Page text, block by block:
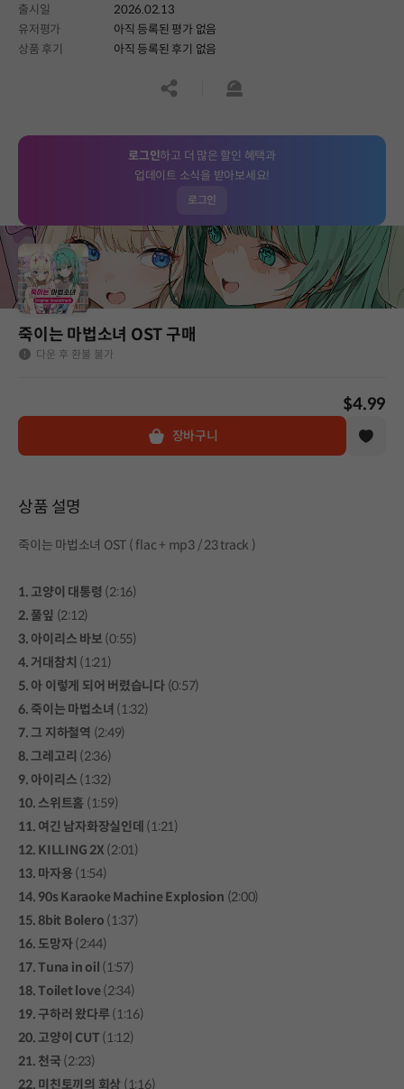
출시일
2026.02.13
유저평가
아직 등록된 평가 없음
상품 후기
아직 등록된 후기 없음
공유하기신고하기
로그인하고 더 많은 할인 혜택과
업데이트 소식을 받아보세요!
로그인
죽이는 마법소녀 OST 구매
다운 후 환불 불가
$4.99
장바구니
상품 설명
죽이는 마법소녀 OST ( flac + mp3 / 23 track )
1. 고양이 대통령 (2:16)
2. 풀잎 (2:12)
3. 아이리스 바보 (0:55)
4. 거대참치 (1:21)
5. 아 이렇게 되어 버렸습니다(0:57)
6. 죽이는 마법소녀 (1:32)
7. 그 지하철역 (2:49)
8. 그레고리 (2:36)
9. 아이리스 (1:32)
10. 스위트홈 (1:59)
11. 여긴 남자화장실인데 (1:21)
12. KILLING 2X (2:01)
13. 마자용 (1:54)
14. 90s Karaoke Machine Explosion (2:00)
15. 8bit Bolero (1:37)
16. 도망자(2:44)
17. Tuna in oil (1:57)
18. Toilet love(2:34)
19. 구하러 왔다루 (1:16)
20. 고양이 CUT (1:12)
21. 천국 (2:23)
22. 미친토끼의 회상 (1:16)